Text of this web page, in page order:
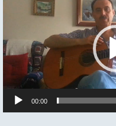
00:00